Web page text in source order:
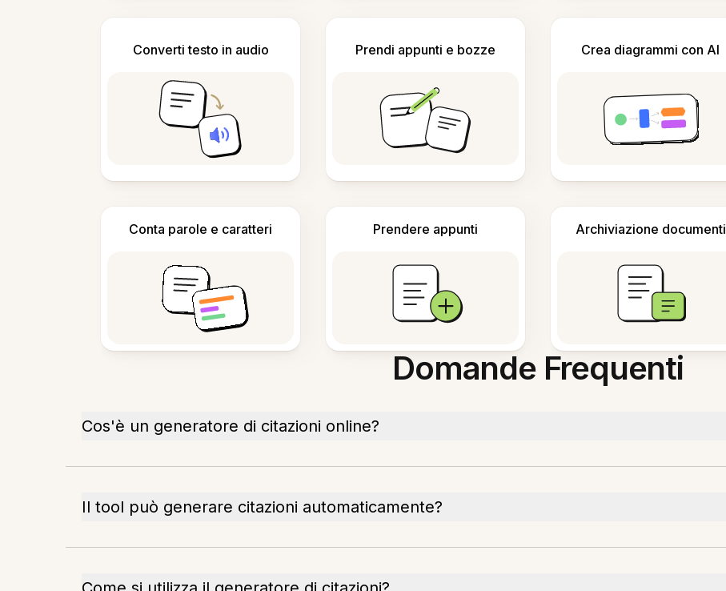
Converti testo in audio Prendi appunti e bozze Crea diagrammi con AI
Conta parole e caratteri Prendere appunti Archiviazione documenti
Domande Frequenti
Cos'è un generatore di citazioni online?
Il tool può generare citazioni automaticamente?